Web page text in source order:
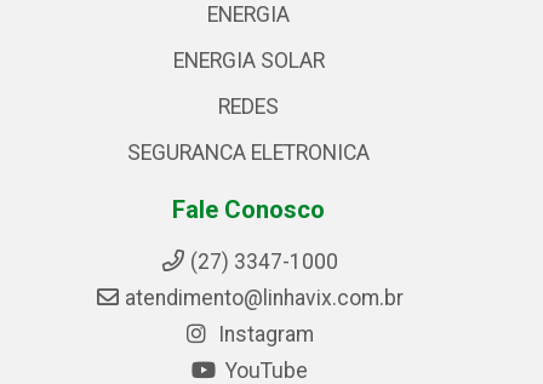
ENERGIA
ENERGIA SOLAR
REDES
SEGURANCA ELETRONICA
Fale Conosco
(27) 3347-1000
atendimento@linhavix.com.br
Instagram
YouTube